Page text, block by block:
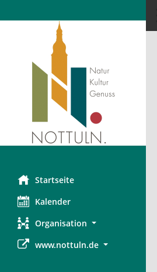
Startseite
Kalender
Organisation
www.nottuln.de